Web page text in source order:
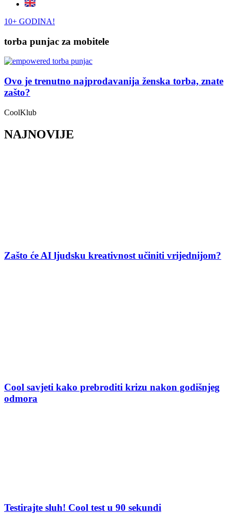
10+ GODINA!
torba punjac za mobitele
Ovo je trenutno najprodavanija ženska torba, znate
zašto?
CoolKlub
NAJNOVIJE
Zašto će AI ljudsku kreativnost učiniti vrijednijom?
Cool savjeti kako prebroditi krizu nakon godišnjeg
odmora
Testirajte sluh! Cool test u 90 sekundi